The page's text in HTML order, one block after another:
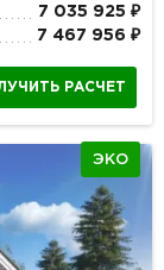
7 035 925 ₽
7 467 956 ₽
РАСЧЕТ
ЭКО